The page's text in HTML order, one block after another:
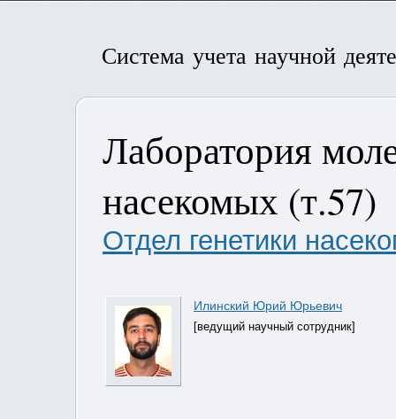
Система учета научной
Лаборатория
насекомых (т.57)
Отдел генетики
Илинский Юрий Юрьевич
[ведущий научный сотрудник]